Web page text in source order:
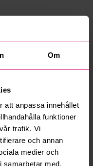
Om
att anpassa innehållet
funktioner
trafik. Vi
och annan
medier och
samarbetar med.
svar